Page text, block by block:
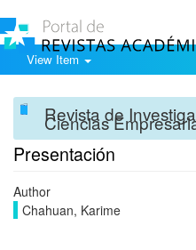
View Item
Revista de
Ciencias
Presentación
Author
Chahuan, Karime